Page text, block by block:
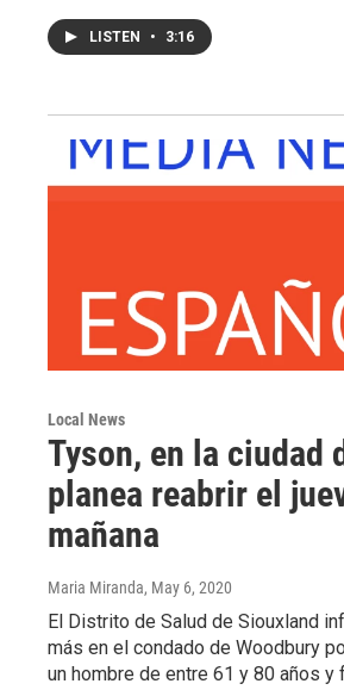
LISTEN • 3:16
Local News
Tyson, en la ciudad
planea reabrir el
mañana
Maria Miranda, May 6, 2020
El Distrito de Salud de Siouxland
más en el condado de Woodbury
un hombre de entre 61 y 80 años y